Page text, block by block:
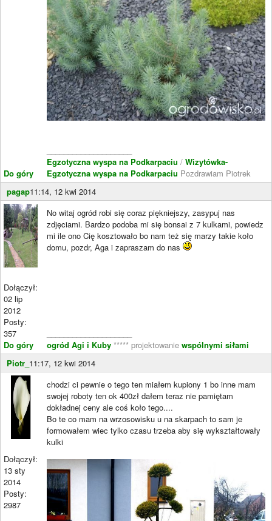
Do góry
Egzotyczna wyspa na Podkarpaciu / Wizytówka-
Egzotyczna wyspa na Podkarpaciu Pozdrawiam Piotrek
pagap11:14, 12 kwi 2014
Dołączył:
02 lip
2012
Posty:
357
Do góry
No witaj ogród robi się coraz piękniejszy, zasypuj nas
zdjęciami. Bardzo podoba mi się bonsai z 7 kulkami, powiedz
mi ile ono Cię kosztowało bo nam też się marzy takie koło
domu, pozdr, Aga i zapraszam do nas
ogród Agi i Kuby ***** projektowanie wspólnymi siłami
Piotr_ 11:17, 12 kwi 2014
Dołączył:
13 sty
2014
Posty:
2987
chodzi ci pewnie o tego ten miałem kupiony 1 bo inne mam
swojej roboty ten ok 400zł dałem teraz nie pamiętam
dokładnej ceny ale coś koło tego....
Bo te co mam na wrzosowisku u na skarpach to sam je
formowałem wiec tylko czasu trzeba aby się wykształtowały
kulki